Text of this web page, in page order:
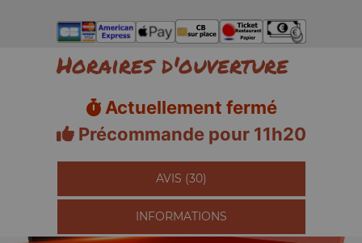
Horaires d'ouverture
Actuellement fermé
Précommande pour 11h20
AVIS (30)
INFORMATIONS